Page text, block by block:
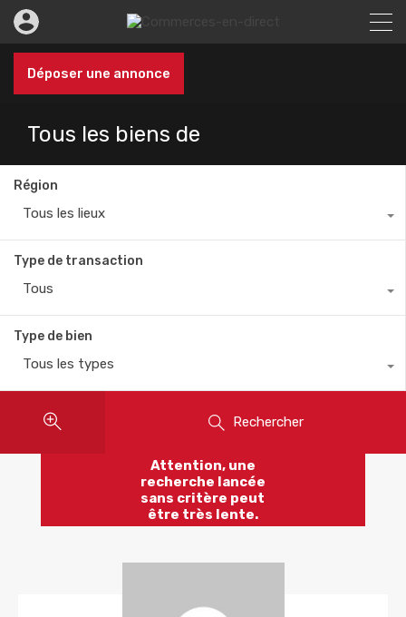
Déposer une annonce
Tous les biens de
Région
Tous les lieux
Type de transaction
Tous
Type de bien
Tous les types
Rechercher
Attention, une
recherche lancée
sans critère peut
être très lente.